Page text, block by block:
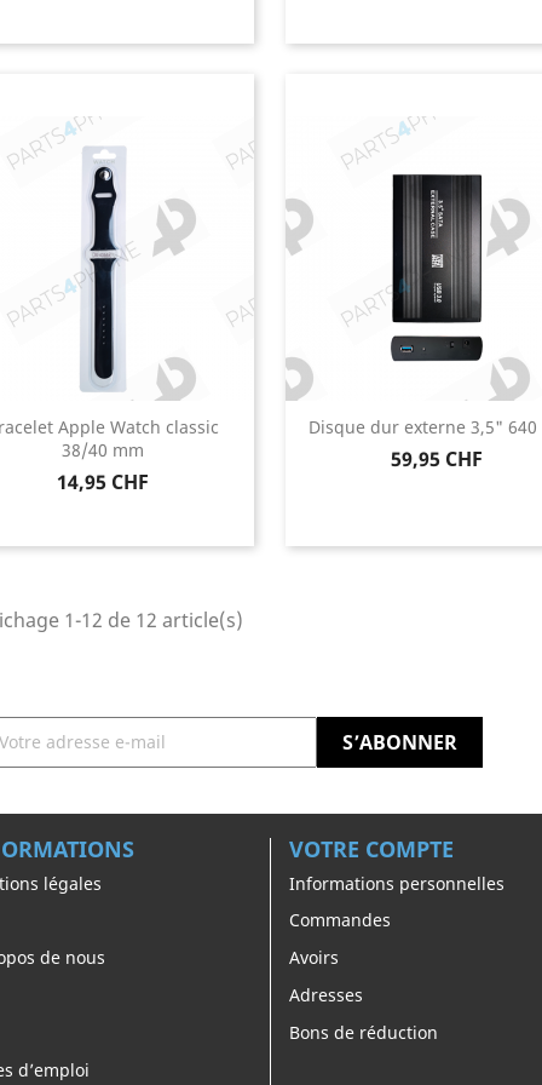
Apple Watch classic
38/40 mm
Prix
14,95 CHF
Disque dur externe 3,5" 640
Prix
59,95 CHF
1-12 de 12 article(s)
légales
de nous
d’emploi
VOTRE COMPTE
Informations personnelles
Commandes
Avoirs
Adresses
Bons de réduction